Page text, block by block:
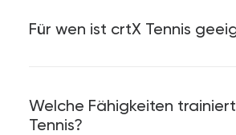
Für wen ist crtX Tennis
Welche Fähigkeiten
Tennis?